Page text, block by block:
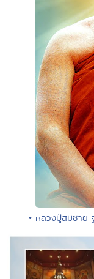
• หลวงปู่สมชาย